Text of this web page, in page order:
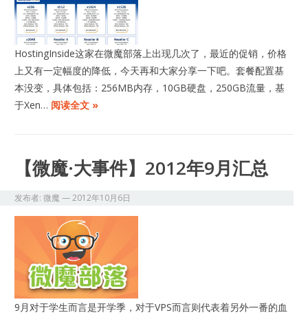
HostingInside这家在微魔部落上出现几次了，最近的促销，价格
上又有一定幅度的降低，今天再和大家分享一下吧。套餐配置基
本没变，具体包括：256MB内存，10GB硬盘，250GB流量，基
于Xen… 阅读全文 »
【微魔·大事件】2012年9月汇总
发布者:微魔—2012年10月6日
9月对于学生而言是开学季，对于VPS而言则代表着另外一番的血